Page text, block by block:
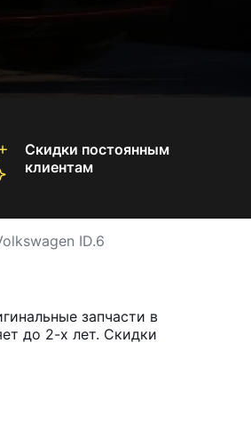
Скидки постоянным
клиентам
ID.6
запчасти в
до 2-х лет. Скидки